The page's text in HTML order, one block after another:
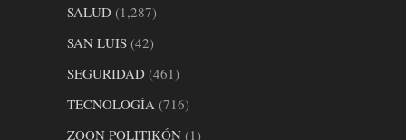
SALUD (1,287)
SAN LUIS (42)
SEGURIDAD (461)
TECNOLOGÍA (716)
ZOON POLITIKÓN (1)